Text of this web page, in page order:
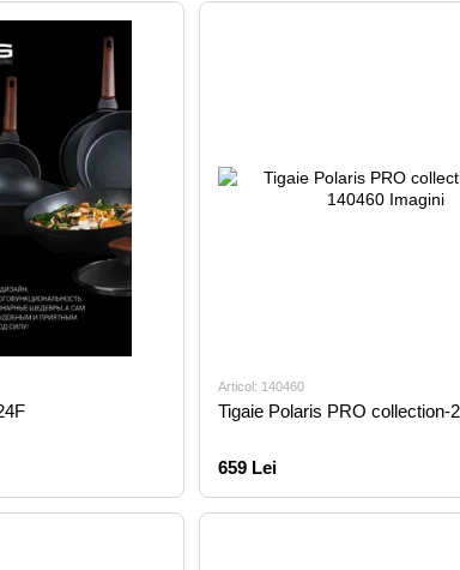
Articol: 140460
Tigaie Polaris PRO collection-
659 Lei